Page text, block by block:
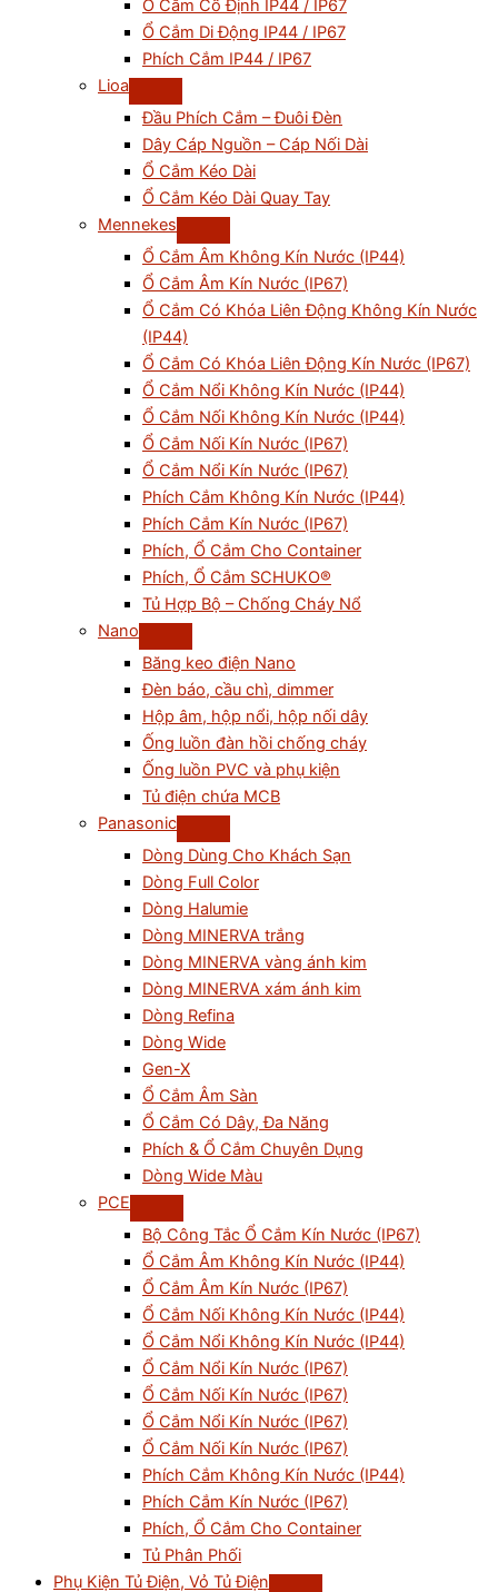
Ổ Cắm Cố Định IP44 / IP67
Ổ Cắm Di Động IP44 / IP67
Phích Cắm IP44 / IP67
Lioa
Đầu Phích Cắm – Đuôi Đèn
Dây Cáp Nguồn – Cáp Nối Dài
Ổ Cắm Kéo Dài
Ổ Cắm Kéo Dài Quay Tay
Mennekes
Ổ Cắm Âm Không Kín Nước (IP44)
Ổ Cắm Âm Kín Nước (IP67)
Ổ Cắm Có Khóa Liên Động Không Kín Nước
(IP44)
Ổ Cắm Có Khóa Liên Động Kín Nước (IP67)
Ổ Cắm Nổi Không Kín Nước (IP44)
Ổ Cắm Nối Không Kín Nước (IP44)
Ổ Cắm Nối Kín Nước (IP67)
Ổ Cắm Nổi Kín Nước (IP67)
Phích Cắm Không Kín Nước (IP44)
Phích Cắm Kín Nước (IP67)
Phích, Ổ Cắm Cho Container
Phích, Ổ Cắm SCHUKO®
Tủ Hợp Bộ – Chống Cháy Nổ
Nano
Băng keo điện Nano
Đèn báo, cầu chì, dimmer
Hộp âm, hộp nổi, hộp nối dây
Ống luồn đàn hồi chống cháy
Ống luồn PVC và phụ kiện
Tủ điện chứa MCB
Panasonic
Dòng Dùng Cho Khách Sạn
Dòng Full Color
Dòng Halumie
Dòng MINERVA trắng
Dòng MINERVA vàng ánh kim
Dòng MINERVA xám ánh kim
Dòng Refina
Dòng Wide
Gen-X
Ổ Cắm Âm Sàn
Ổ Cắm Có Dây, Đa Năng
Phích & Ổ Cắm Chuyên Dụng
Dòng Wide Màu
PCE
Bộ Công Tắc Ổ Cắm Kín Nước (IP67)
Ổ Cắm Âm Không Kín Nước (IP44)
Ổ Cắm Âm Kín Nước (IP67)
Ổ Cắm Nối Không Kín Nước (IP44)
Ổ Cắm Nổi Không Kín Nước (IP44)
Ổ Cắm Nổi Kín Nước (IP67)
Ổ Cắm Nối Kín Nước (IP67)
Ổ Cắm Nổi Kín Nước (IP67)
Ổ Cắm Nối Kín Nước (IP67)
Phích Cắm Không Kín Nước (IP44)
Phích Cắm Kín Nước (IP67)
Phích, Ổ Cắm Cho Container
Tủ Phân Phối
Phụ Kiện Tủ Điện, Vỏ Tủ Điện